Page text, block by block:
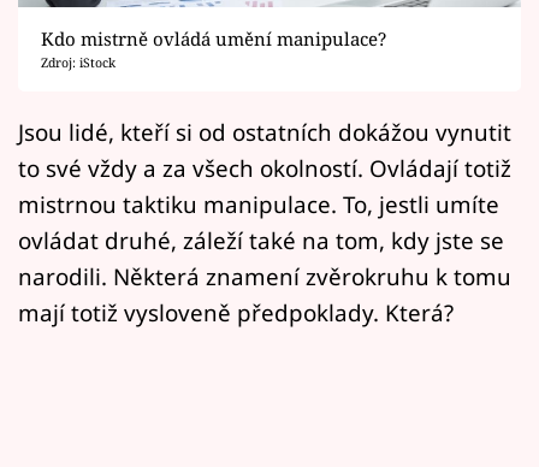
Přihlášení
Sledujte nás
Kdo mistrně ovládá umění manipulace?
Zdroj: iStock
Jsou lidé, kteří si od ostatních dokážou vynutit
to své vždy a za všech okolností. Ovládají totiž
mistrnou taktiku manipulace. To, jestli umíte
ovládat druhé, záleží také na tom, kdy jste se
narodili. Některá znamení zvěrokruhu k tomu
mají totiž vysloveně předpoklady. Která?